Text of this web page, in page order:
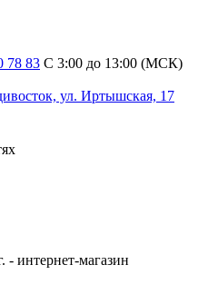
78 83 С 3:00 до 13:00 (МСК)
ул. Иртышская, 17
интернет-магазин